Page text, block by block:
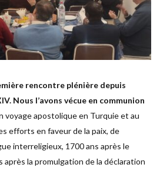
rencontre plénière depuis
Nous l’avons vécue en communion
voyage apostolique en Turquie et au
efforts en faveur de la paix, de
interreligieux, 1700 ans après le
après la promulgation de la déclaration